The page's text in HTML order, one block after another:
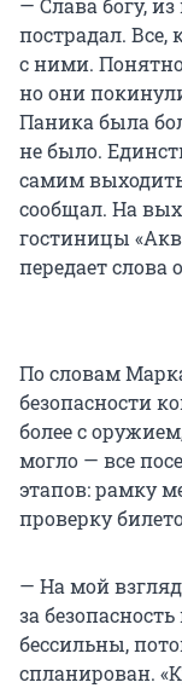
— Слава богу,
пострадал.
с ними.
но они
Паника была
не было.
самим
сообщал. На
гостиницы
передает слова
По словам
безопасности
более с
могло — все
этапов: рамку
проверку
— На мой
за
бессильны,
спланирован.